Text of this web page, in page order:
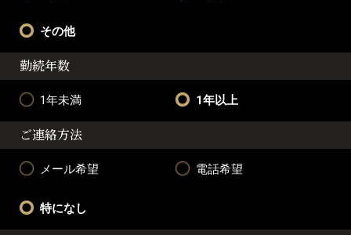
その他
勤続年数
1年未満 1年以上
ご連絡方法
メール希望 電話希望
特になし